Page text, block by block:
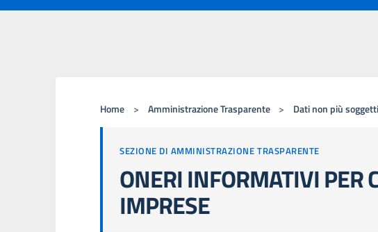
Home > Amministrazione Trasparente > Dati non più
SEZIONE DI AMMINISTRAZIONE TRASPARENTE
ONERI INFORMATIVI PER
IMPRESE